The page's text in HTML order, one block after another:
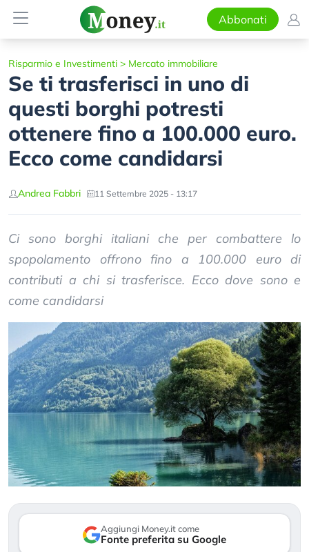
Abbonati
Risparmio e Investimenti > Mercato immobiliare
Se ti trasferisci in uno di
questi borghi potresti
ottenere fino a 100.000 euro.
Ecco come candidarsi
Andrea Fabbri 11 Settembre 2025 - 13:17
Ci sono borghi italiani che per combattere lo
spopolamento offrono fino a 100.000 euro di
contributi a chi si trasferisce. Ecco dove sono e
come candidarsi
Aggiungi Money.it come
Fonte preferita su Google